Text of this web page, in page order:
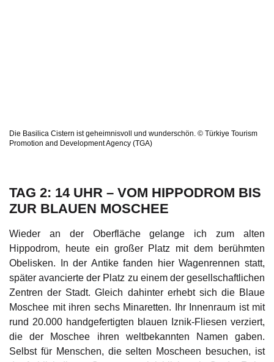
Die Basilica Cistern ist geheimnisvoll und wunderschön. © Türkiye Tourism
Promotion and Development Agency (TGA)
TAG 2: 14 UHR – VOM HIPPODROM BIS
ZUR BLAUEN MOSCHEE
Wieder an der Oberfläche gelange ich zum alten
Hippodrom, heute ein großer Platz mit dem berühmten
Obelisken. In der Antike fanden hier Wagenrennen statt,
später avancierte der Platz zu einem der gesellschaftlichen
Zentren der Stadt. Gleich dahinter erhebt sich die Blaue
Moschee mit ihren sechs Minaretten. Ihr Innenraum ist mit
rund 20.000 handgefertigten blauen Iznik-Fliesen verziert,
die der Moschee ihren weltbekannten Namen gaben.
Selbst für Menschen, die selten Moscheen besuchen, ist